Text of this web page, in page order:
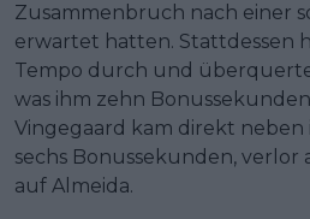
Zusammenbruch nach einer
erwartet hatten. Stattdessen
Tempo durch und
was ihm zehn
Vingegaard kam direkt neben
sechs Bonussekunden, verlor
auf Almeida.